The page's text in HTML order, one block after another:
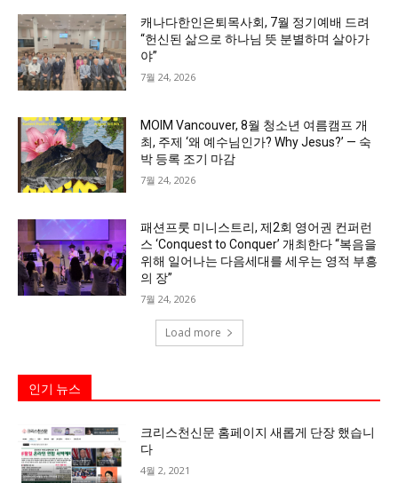
캐나다한인은퇴목사회, 7월 정기예배 드려
“헌신된 삶으로 하나님 뜻 분별하며 살아가
야”
7월 24, 2026
MOIM Vancouver, 8월 청소년 여름캠프 개
최, 주제 ‘왜 예수님인가? Why Jesus?’ — 숙
박 등록 조기 마감
7월 24, 2026
패션프룻 미니스트리, 제2회 영어권 컨퍼런
스 ‘Conquest to Conquer’ 개최한다 “복음을
위해 일어나는 다음세대를 세우는 영적 부흥
의 장”
7월 24, 2026
Load more
인기 뉴스
크리스천신문 홈페이지 새롭게 단장 했습니
다
4월 2, 2021